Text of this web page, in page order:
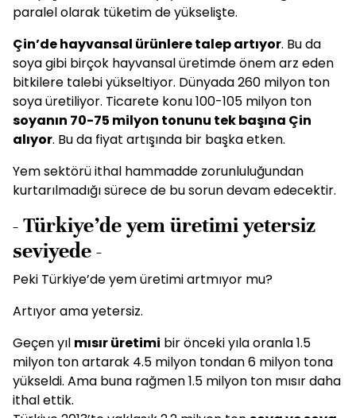
paralel olarak tüketim de yükselişte.
Çin’de hayvansal ürünlere talep artıyor. Bu da
soya gibi birçok hayvansal üretimde önem arz eden
bitkilere talebi yükseltiyor. Dünyada 260 milyon ton
soya üretiliyor. Ticarete konu 100-105 milyon ton
soyanın 70-75 milyon tonunu tek başına Çin
alıyor. Bu da fiyat artışında bir başka etken.
Yem sektörü ithal hammadde zorunluluğundan
kurtarılmadığı sürece de bu sorun devam edecektir.
- Türkiye’de yem üretimi yetersiz
seviyede -
Peki Türkiye’de yem üretimi artmıyor mu?
Artıyor ama yetersiz.
Geçen yıl mısır üretimi bir önceki yıla oranla 1.5
milyon ton artarak 4.5 milyon tondan 6 milyon tona
yükseldi. Ama buna rağmen 1.5 milyon ton mısır daha
ithal ettik.